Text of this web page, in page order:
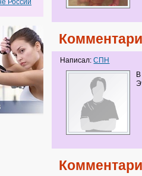
России
Написал:СПН